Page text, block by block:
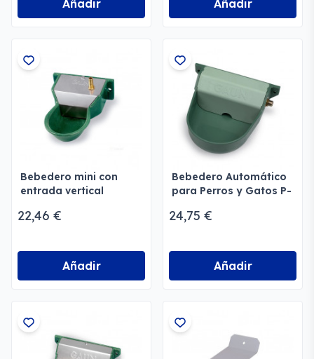
Añadir Añadir
Bebedero mini con
entrada vertical
22,46 €
Añadir
Bebedero Automático
para Perros y Gatos P-
24,75 €
Añadir